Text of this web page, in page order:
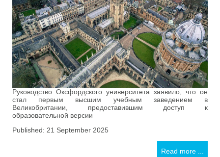
Руководство Оксфордского университета заявило, что он
стал первым высшим учебным заведением в
Великобритании, предоставившим доступ к
образовательной версии
Published: 21 September 2025
Read more ...